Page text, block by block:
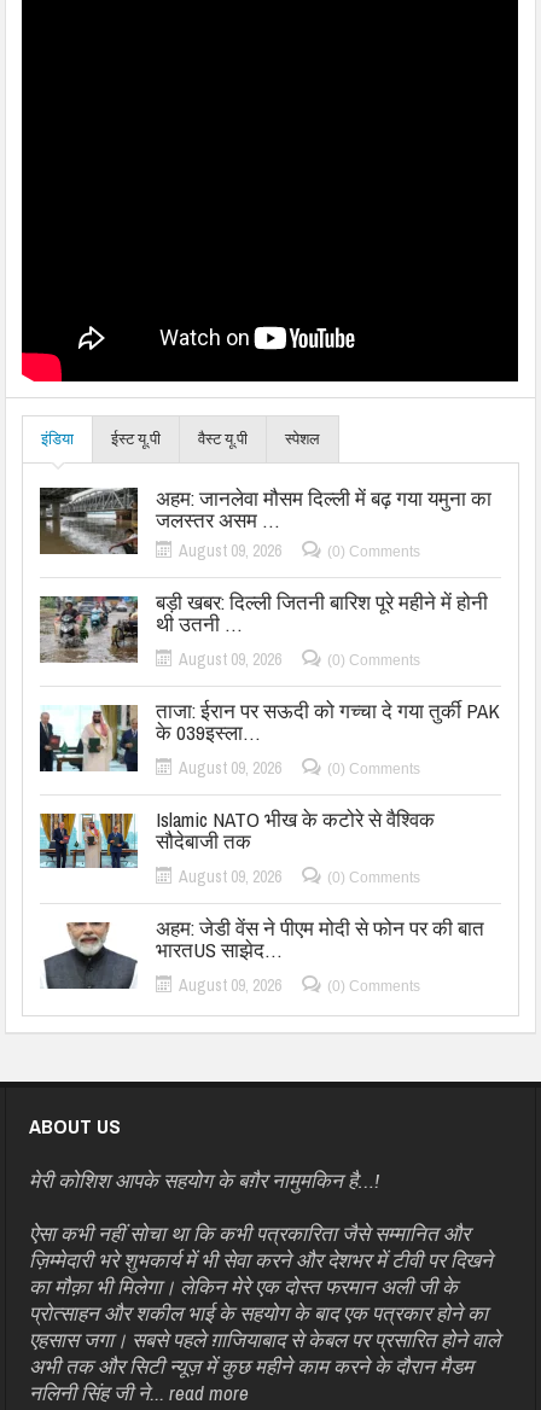
इंडिया ईस्ट यू.पी वैस्ट यू.पी स्पेशल
अहम: जानलेवा मौसम दिल्ली में बढ़ गया यमुना का
जलस्तर असम …
August 09, 2026 (0) Comments
बड़ी खबर: दिल्ली जितनी बारिश पूरे महीने में होनी
थी उतनी …
August 09, 2026 (0) Comments
ताजा: ईरान पर सऊदी को गच्चा दे गया तुर्की PAK
के 039इस्ला…
August 09, 2026 (0) Comments
Islamic NATO भीख के कटोरे से वैश्विक
सौदेबाजी तक
August 09, 2026 (0) Comments
अहम: जेडी वेंस ने पीएम मोदी से फोन पर की बात
भारतUS साझेद…
August 09, 2026 (0) Comments
ABOUT US
मेरी कोशिश आपके सहयोग के बग़ैर नामुमकिन है…!
ऐसा कभी नहीं सोचा था कि कभी पत्रकारिता जैसे सम्मानित और
ज़िम्मेदारी भरे शुभकार्य में भी सेवा करने और देशभर में टीवी पर दिखने
का मौक़ा भी मिलेगा। लेकिन मेरे एक दोस्त फरमान अली जी के
प्रोत्साहन और शकील भाई के सहयोग के बाद एक पत्रकार होने का
एहसास जगा। सबसे पहले ग़ाजियाबाद से केबल पर प्रसारित होने वाले
अभी तक और सिटी न्यूज़ में कुछ महीने काम करने के दौरान मैडम
नलिनी सिंह जी ने...read more